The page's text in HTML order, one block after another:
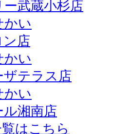
武蔵小杉店
かい
ン店
かい
テラス店
かい
湘南店
はこちら